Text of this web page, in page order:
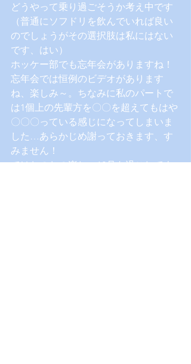
どうやって乗り過ごそうか考え中です
（普通にソフドリを飲んでいれば良い
のでしょうがその選択肢は私にはない
です、はい）
ホッケー部でも忘年会がありますね！
忘年会では恒例のビデオがあります
ね、楽しみ～。ちなみに私のパートで
は1個上の先輩方を〇〇を超えてもはや
〇〇〇っている感じになってしまいま
した…あらかじめ謝っておきます、す
みません！
ではおのおの楽しい12月を過ごしてよ